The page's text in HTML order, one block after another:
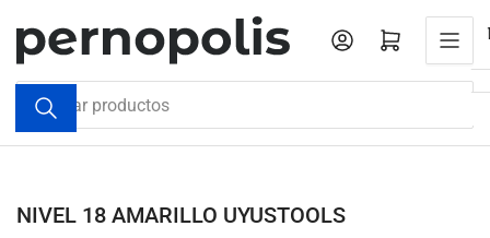
contenido
Buscar
productos
Iniciar sesiónAbrir cesta pequeña
NIVEL 18 AMARILLO UYUSTOOLS